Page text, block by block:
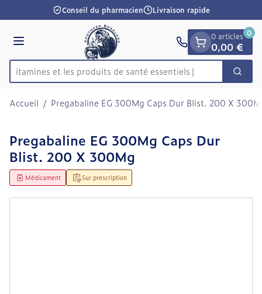
Aller au contenu
1 de 1
Conseil du pharmacien Livraison rapide
Menu
Rechercher
vitamines et les produits de santé essentiels
0 articles
0,00 €
0
Accueil / Pregabaline EG 300Mg Caps Dur Blist. 200 X
Pregabaline EG 300Mg Caps Dur
Blist. 200 X 300Mg
Sur prescription
Médicament